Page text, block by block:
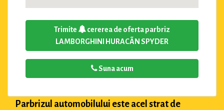
Trimite
cererea de oferta parbriz
LAMBORGHINI HURACÃN SPYDER
Suna acum
Parbrizul automobilului este acel strat de